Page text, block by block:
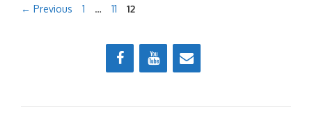
← Previous Page
1 … Page
11 Page
12